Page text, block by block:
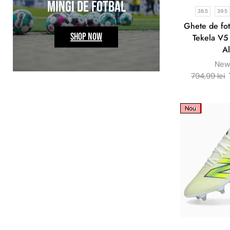
38.5 39.5
Ghete de
Tekela
794,99lei
Sale
Nou
MINGI DE FOTBAL
SHOP NOW